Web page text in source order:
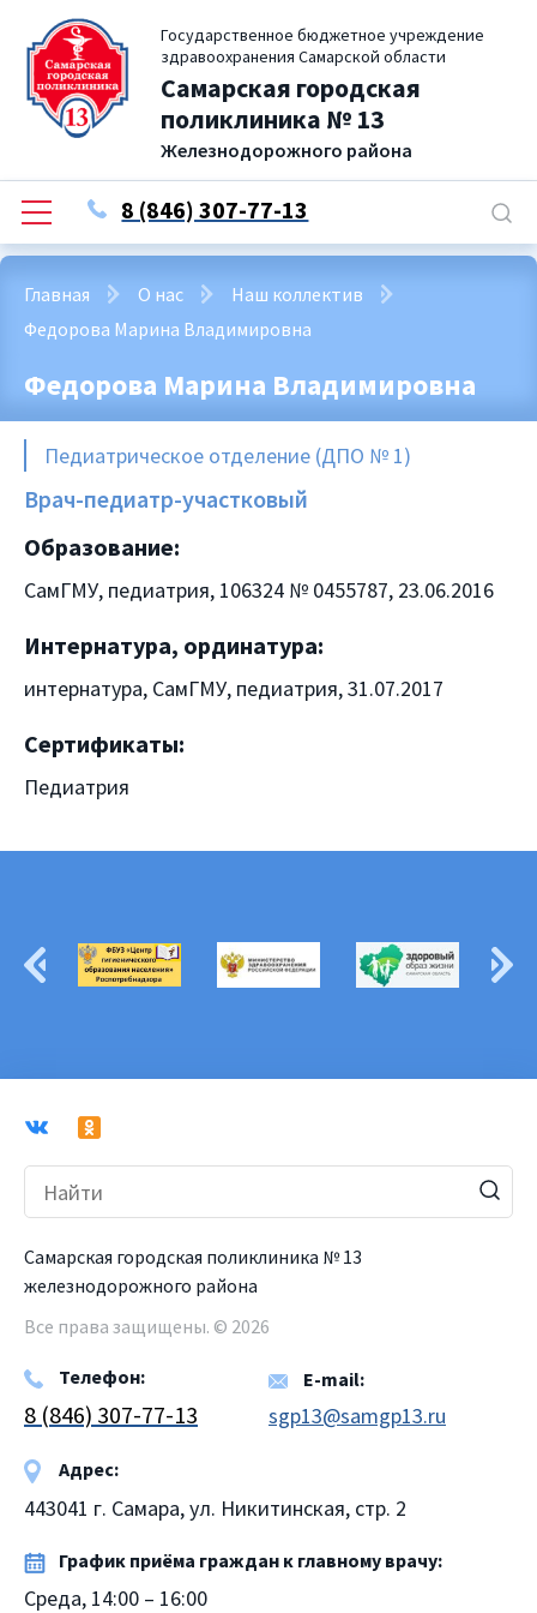
Государственное бюджетное учреждение
здравоохранения Самарской области
Самарская городская
поликлиника № 13
Железнодорожного района
8 (846) 307-77-13
Главная О нас
Наш коллектив
Федорова Марина Владимировна
Федорова Марина Владимировна
Педиатрическое отделение (ДПО № 1)
Врач-педиатр-участковый
Образование:
СамГМУ, педиатрия, 106324 № 0455787, 23.06.2016
Интернатура, ординатура:
интернатура, СамГМУ, педиатрия, 31.07.2017
Сертификаты:
Педиатрия
Самарская городская поликлиника № 13
железнодорожного района
Все права защищены. © 2026
Телефон:
8 (846) 307-77-13
E-mail:
sgp13@samgp13.ru
Адрес:
443041 г. Самара, ул. Никитинская, стр. 2
График приёма граждан к главному врачу:
Среда, 14:00 – 16:00